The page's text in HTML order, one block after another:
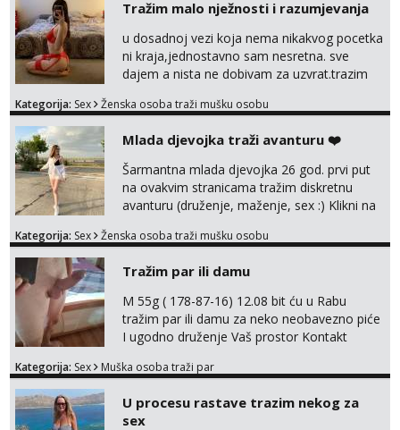
tel:0,93€ - mob:1,12€ min
Ivančica
Čekam tvoj poziv!
tel:0,93€ - mob:1,12€ min
Zara
064/677-677
tel:0,93€ - mob:1,12€ min
Anđela
Čekam tvoj poziv!
064/677-677- Kod: #142
Tražim malo nježnosti i razumjevanja
u dosadnoj vezi koja nema nikakvog pocetka
ni kraja,jednostavno sam nesretna. sve
dajem a nista ne dobivam za uzvrat.trazim
trazim puno samo malo njeznosti i
poljupce po tijelu koji me jako
pale,obozavam kad muskarac preuzme
kontrolu . javi se :) Klikni na link ispod i nadji
me tamo, cekam te!
Kategorija: Sex Ženska osoba traži mušku osobu
Mlada djevojka traži avanturu ❤️
Šarmantna mlada djevojka 26 god. prvi put
na ovakvim stranicama tražim diskretnu
avanturu (druženje, maženje, sex :) Klikni na
Kategorija: Sex Ženska osoba traži mušku osobu
Tražim par ili damu
M 55g ( 178-87-16) 12.08 bit ću u Rabu
tražim par ili damu za neko neobavezno piće
I ugodno druženje Vaš prostor Kontakt
Kategorija: Sex Muška osoba traži par
U procesu rastave trazim nekog za
sex